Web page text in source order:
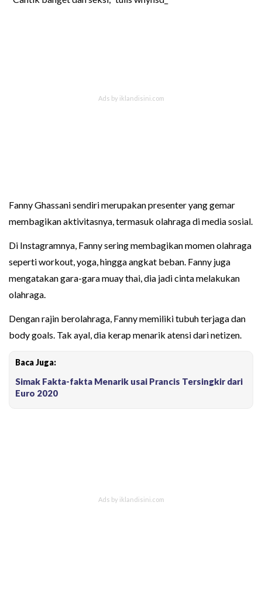
Fanny Ghassani sendiri merupakan presenter yang gemar
membagikan aktivitasnya, termasuk olahraga di media sosial.
Di Instagramnya, Fanny sering membagikan momen olahraga
seperti workout, yoga, hingga angkat beban. Fanny juga
mengatakan gara-gara muay thai, dia jadi cinta melakukan
olahraga.
Dengan rajin berolahraga, Fanny memiliki tubuh terjaga dan
body goals. Tak ayal, dia kerap menarik atensi dari netizen.
Baca Juga:
Simak Fakta-fakta Menarik usai Prancis Tersingkir dari
Euro 2020